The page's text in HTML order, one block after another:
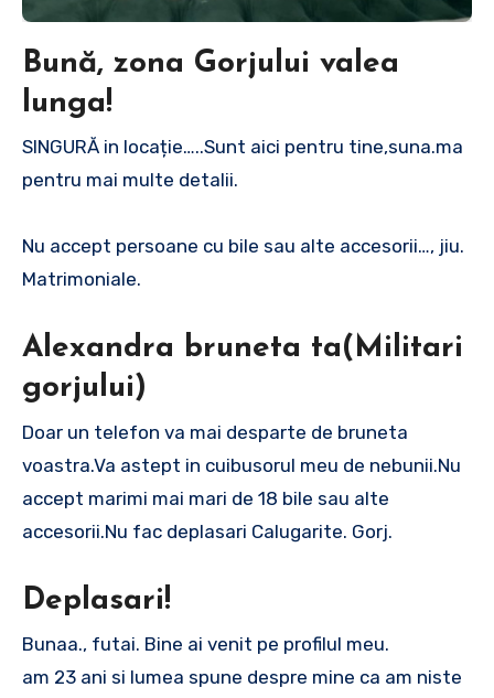
Bună, zona Gorjului valea
lunga!
SINGURĂ in locație…..Sunt aici pentru tine,suna.ma
pentru mai multe detalii.
Nu accept persoane cu bile sau alte accesorii…, jiu.
Matrimoniale.
Alexandra bruneta ta(Militari
gorjului)
Doar un telefon va mai desparte de bruneta
voastra.Va astept in cuibusorul meu de nebunii.Nu
accept marimi mai mari de 18 bile sau alte
accesorii.Nu fac deplasari Calugarite. Gorj.
Deplasari!
Bunaa., futai. Bine ai venit pe profilul meu.
am 23 ani si lumea spune despre mine ca am niste